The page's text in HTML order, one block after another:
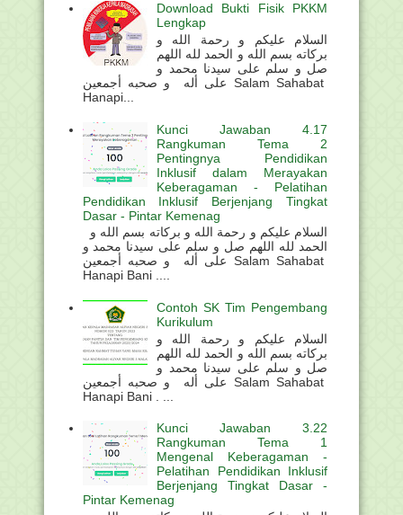
Download Bukti Fisik PKKM
Lengkap
السلام عليكم و رحمة الله و
بركاته بسم الله و الحمد لله اللهم
صل و سلم على سيدنا محمد و
على أله و صحبه أجمعين Salam Sahabat
Hanapi...
Kunci Jawaban 4.17
Rangkuman Tema 2
Pentingnya Pendidikan
Inklusif dalam Merayakan
Keberagaman - Pelatihan
Pendidikan Inklusif Berjenjang Tingkat
Dasar - Pintar Kemenag
الحمد لله اللهم صل و سلم على سيدنا محمد و
على أله و صحبه أجمعين Salam Sahabat
Hanapi Bani ....
Contoh SK Tim Pengembang
Kurikulum
السلام عليكم و رحمة الله و
بركاته بسم الله و الحمد لله اللهم
صل و سلم على سيدنا محمد و
على أله و صحبه أجمعين Salam Sahabat
Hanapi Bani . ...
Kunci Jawaban 3.22
Rangkuman Tema 1
Mengenal Keberagaman -
Pelatihan Pendidikan Inklusif
Berjenjang Tingkat Dasar -
Pintar Kemenag